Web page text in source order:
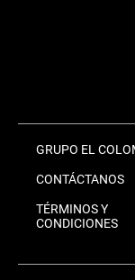
GRUPO EL
CONTÁCTANOS
TÉRMINOS Y
CONDICIONES